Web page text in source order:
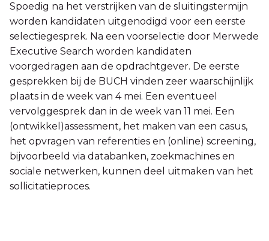
Spoedig na het verstrijken van de sluitingstermijn
worden kandidaten uitgenodigd voor een eerste
selectiegesprek. Na een voorselectie door Merwede
Executive Search worden kandidaten
voorgedragen aan de opdrachtgever. De eerste
gesprekken bij de BUCH vinden zeer waarschijnlijk
plaats in de week van 4 mei. Een eventueel
vervolggesprek dan in de week van 11 mei. Een
(ontwikkel)assessment, het maken van een casus,
het opvragen van referenties en (online) screening,
bijvoorbeeld via databanken, zoekmachines en
sociale netwerken, kunnen deel uitmaken van het
sollicitatieproces.